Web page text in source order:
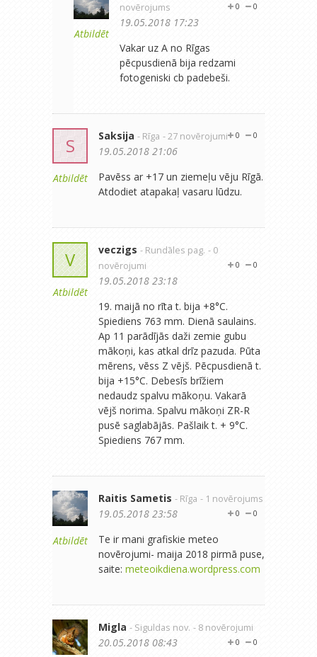
Atbildēt
novērojums
0
0
19.05.2018 17:23
Vakar uz A no Rīgas
pēcpusdienā bija redzami
fotogeniski cb padebeši.
S
Atbildēt
Saksija - Rīga - 27 novērojumi 0
0
19.05.2018 21:06
Pavēss ar +17 un ziemeļu vēju Rīgā.
Atdodiet atapakaļ vasaru lūdzu.
V
Atbildēt
veczigs - Rundāles pag. - 0
novērojumi
0
0
19.05.2018 23:18
19. maijā no rīta t. bija +8°C.
Spiediens 763 mm. Dienā saulains.
Ap 11 parādījās daži zemie gubu
mākoņi, kas atkal drīz pazuda. Pūta
mērens, vēss Z vējš. Pēcpusdienā t.
bija +15°C. Debesīs brīžiem
nedaudz spalvu mākoņu. Vakarā
vējš norima. Spalvu mākoņi ZR-R
pusē saglabājās. Pašlaik t. + 9°C.
Spiediens 767 mm.
Atbildēt
Raitis Sametis - Rīga - 1 novērojums
0
0
19.05.2018 23:58
Te ir mani grafiskie meteo
novērojumi- maija 2018 pirmā puse,
saite: meteoikdiena.wordpress.com
Migla - Siguldas nov. - 8 novērojumi
0
0
20.05.2018 08:43